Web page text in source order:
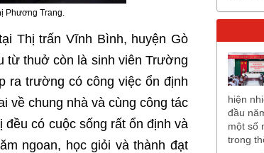
Phương Trang.
Thị trấn Vĩnh Bình, huyện Gò
từ thuở còn là sinh viên Trường
ra trường có công việc ổn định
về chung nhà và cùng công tác
đều có cuộc sống rất ổn định và
ngoan, học giỏi và thành đạt
hiện
đầu
một số
trong